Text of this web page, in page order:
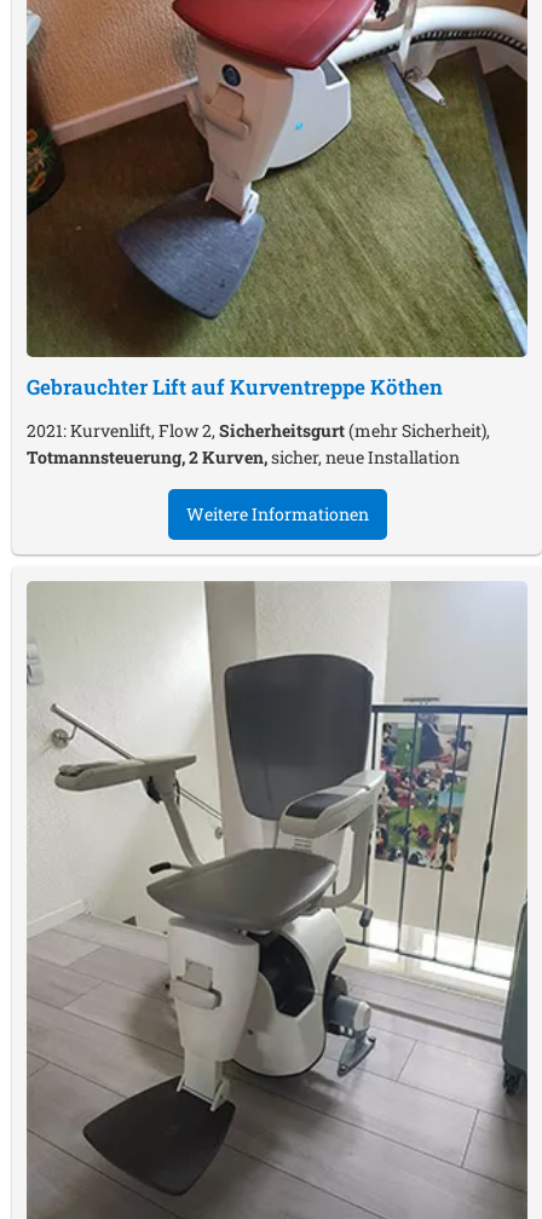
Gebrauchter Lift auf KurventreppeKöthen
2021: Kurvenlift, Flow 2, Sicherheitsgurt(mehr Sicherheit),
Totmannsteuerung, 2 Kurven,sicher, neue Installation
Weitere Informationen